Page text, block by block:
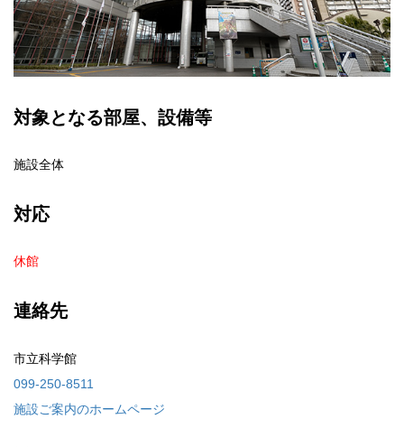
対象となる部屋、設備等
施設全体
対応
休館
連絡先
市立科学館
099-250-8511
施設ご案内のホームページ